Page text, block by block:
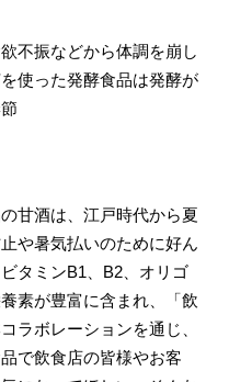
不振などから体調を崩し
使った発酵食品は発酵が
甘酒は、江戸時代から夏
や暑気払いのために好ん
タミンB1、B2、オリゴ
素が豊富に含まれ、「飲
ラボレーションを通じ、
で飲食店の皆様やお客